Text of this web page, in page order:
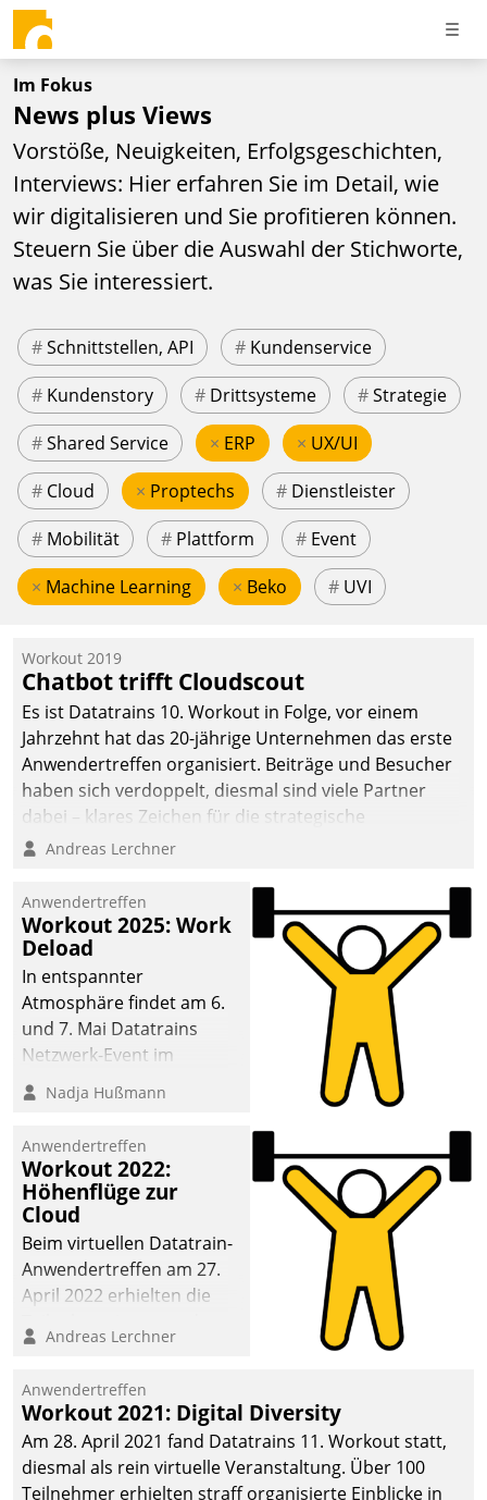
Im Fokus
News plus Views
Vorstöße, Neuigkeiten, Erfolgsgeschichten,
Interviews: Hier erfahren Sie im Detail, wie
wir digitalisieren und Sie profitieren können.
Steuern Sie über die Auswahl der Stichworte,
was Sie interessiert.
#Schnittstellen, API # Kundenservice
# Kundenstory # Drittsysteme #Strategie
#Shared Service × ERP × UX/UI
# Cloud × Proptechs # Dienstleister
# Mobilität # Plattform # Event
× Machine Learning × Beko # UVI
Workout 2019
Chatbot trifft Cloudscout
Es ist Datatrains 10. Workout in Folge, vor einem
Jahrzehnt hat das 20-jährige Unternehmen das erste
Anwendertreffen organisiert. Beiträge und Besucher
haben sich verdoppelt, diesmal sind viele Partner
dabei – klares Zeichen für die strategische
Fokussierung auf den Kunden.
Andreas Lerchner
Anwendertreffen
Workout 2025: Work
Deload
In entspannter
Atmosphäre findet am 6.
und 7. Mai Datatrains
Netzwerk-Event im
Kunden- und Partnerkreis
statt. Zentrale Frage: Wie
Mammutprojekte
meistern und Workloads
wuppen – bei zunehmend
anspruchsvollen
Aufgaben und
abnehmendem
Nadja Hußmann
Anwendertreffen
Workout 2022:
Höhenflüge zur
Cloud
Beim virtuellen Datatrain-
Anwendertreffen am 27.
April 2022 erhielten die
Teilnehmer kurzweilige
Cloud-Strategien und -
Lösungen mit hohem
Zukunftspotenzial.
Andreas Lerchner
Anwendertreffen
Workout 2021: Digital Diversity
Am 28. April 2021 fand Datatrains 11. Workout statt,
diesmal als rein virtuelle Veranstaltung. Über 100
Teilnehmer erhielten straff organisierte Einblicke in